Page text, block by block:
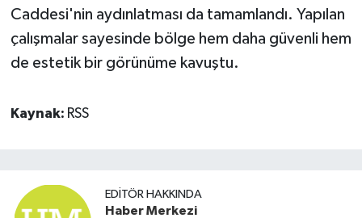
Caddesi'nin aydınlatması da tamamlandı. Yapılan
çalışmalar sayesinde bölge hem daha güvenli hem
de estetik bir görünüme kavuştu.
Kaynak: RSS
EDITÖR HAKKINDA
Haber Merkezi